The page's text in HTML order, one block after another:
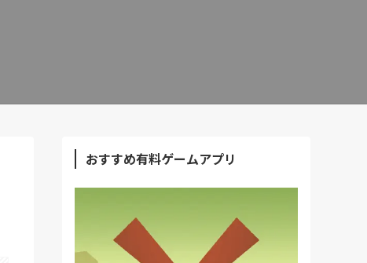
おすすめ有料ゲームアプリ